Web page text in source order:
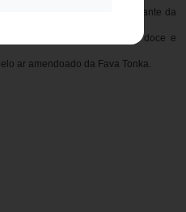
que ganha o brilho radiante da
contraste a isso, o charme doce e
ar amendoado da Fava Tonka.